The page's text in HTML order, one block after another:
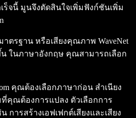
ร็จนี้ มูนจึงตัดสินใจเพิ่มฟังก์ชันเพิ่ม
าตรฐาน หรือเสียงคุณภาพ WaveNet
ในภาษาอังกฤษ คุณสามารถเลือก
คุณต้องเลือกภาษาก่อน สำเนียง
คุณต้องการแปลง ตัวเลือกการ
การสร้างเอฟเฟกต์เสียงและเสียง